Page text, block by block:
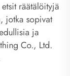
räätälöityjä
jotka sopivat
ja
Co., Ltd.